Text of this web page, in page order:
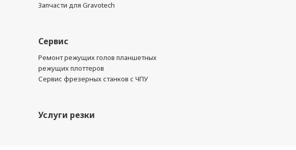
Запчасти для Gravotech
Сервис
Ремонт режущих голов планшетных
режущих плоттеров
Сервис фрезерных станков с ЧПУ
Услуги резки